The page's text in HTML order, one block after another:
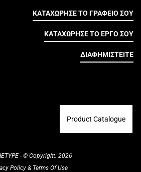
ΚΑΤΑΧΩΡΗΣΕ ΤΟ ΓΡΑΦΕΙΟ ΣΟΥ
ΚΑΤΑΧΩΡΗΣΕ ΤΟ ΕΡΓΟ ΣΟΥ
ΔΙΑΦΗΜΙΣΤΕΙΤΕ
Product Catalogue
- © Copyright: 2026
Policy & Terms Of Use